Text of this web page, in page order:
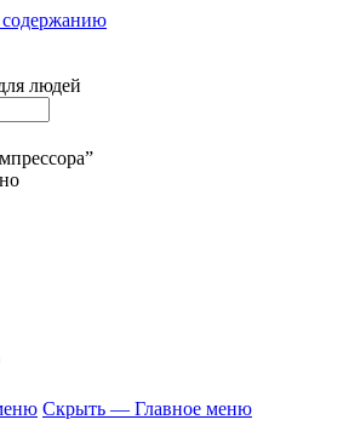
людей
Скрыть — Главное меню